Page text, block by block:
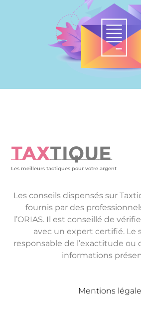
TAXTIQUE
Les meilleurs tactiques pour votre argent
Les conseils dispensés sur
fournis par des
l’ORIAS. Il est conseillé de
avec un expert certifié. Le
responsable de l’exactitude ou
informations
Mentions